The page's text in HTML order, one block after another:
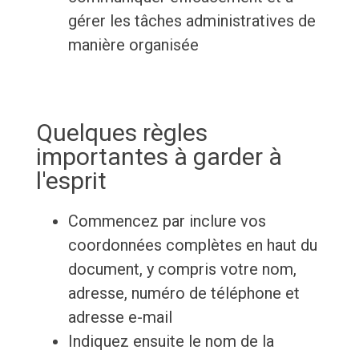
gérer les tâches administratives de
manière organisée
Quelques règles
importantes à garder à
l'esprit
Commencez par inclure vos
coordonnées complètes en haut du
document, y compris votre nom,
adresse, numéro de téléphone et
adresse e-mail
Indiquez ensuite le nom de la